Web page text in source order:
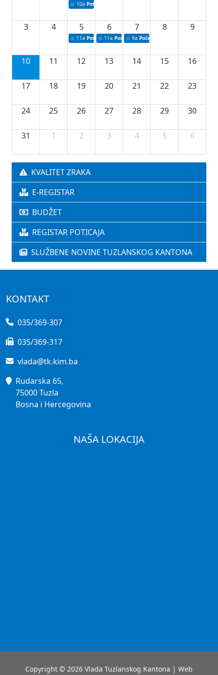
10a Potpisivanje ugovora sa neprofitnim
3 4 5
11a Potpisivanje ugovora o stipendijama za
6
11a Podrška razvoju vodne infrastrukture u
7
9a Početak izgradnje nove
8 9
10 11 12 13 14 15 16
17 18 19 20 21 22 23
24 25 26 27 28 29 30
31 1 2 3 4 5 6
KVALITET ZRAKA
E-REGISTAR
BUDŽET
REGISTAR POTICAJA
SLUŽBENE NOVINE TUZLANSKOG KANTONA
KONTAKT
035/369-307
035/369-317
vlada@tk.kim.ba
Rudarska 65,
75000 Tuzla
Bosna i Hercegovina
NAŠA LOKACIJA
Copyright © 2026 Vlada Tuzlanskog Kantona | Web